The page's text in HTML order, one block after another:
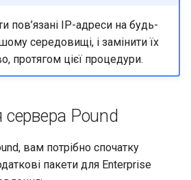
пов’язані IP-адреси на будь-
середовищі, і замінити їх
протягом цієї процедури.
сервера Pound
вам потрібно спочатку
пакети для Enterprise